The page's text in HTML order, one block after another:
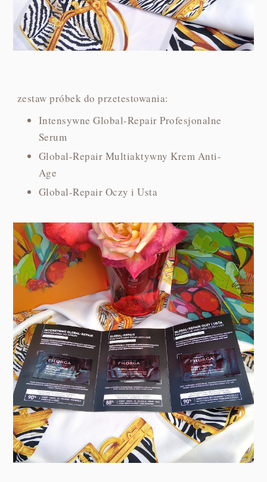
zestaw próbek do przetestowania:
Intensywne Global-Repair Profesjonalne
Serum
Global-Repair Multiaktywny Krem Anti-
Age
Global-Repair Oczy i Usta